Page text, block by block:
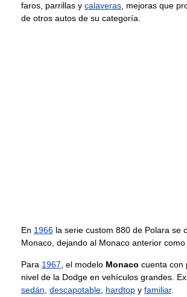
faros, parrillas y calaveras , mejoras que
de otros autos de su categoría.
En 1966 la serie custom 880 de Polara se
Monaco, dejando al Monaco anterior como
Para 1967 , el modelo Monaco cuenta con
nivel de la Dodge en vehículos grandes.
sedán descapotable hardtop y familiar.